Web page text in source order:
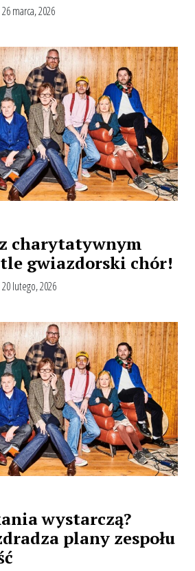
marca, 2026
charytatywnym
gwiazdorski chór!
lutego, 2026
wystarczą?
plany zespołu